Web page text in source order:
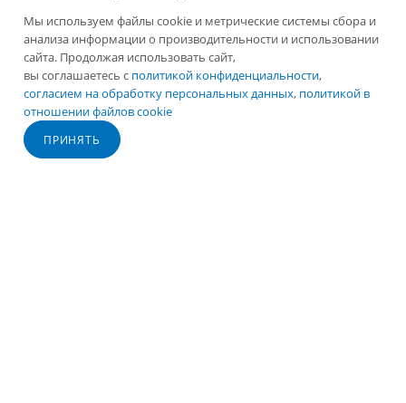
+7 (495) 647-79-59
office@renner.ru
г. Фрязино, Окружной проезд,11А
Мы используем файлы cookie и метрические системы сбора и
анализа информации о производительности и использовании
сайта. Продолжая использовать сайт,
вы соглашаетесь с политикой конфиденциальности,
согласием на обработку персональных данных, политикой в
отношении файлов cookie
ПРИНЯТЬ